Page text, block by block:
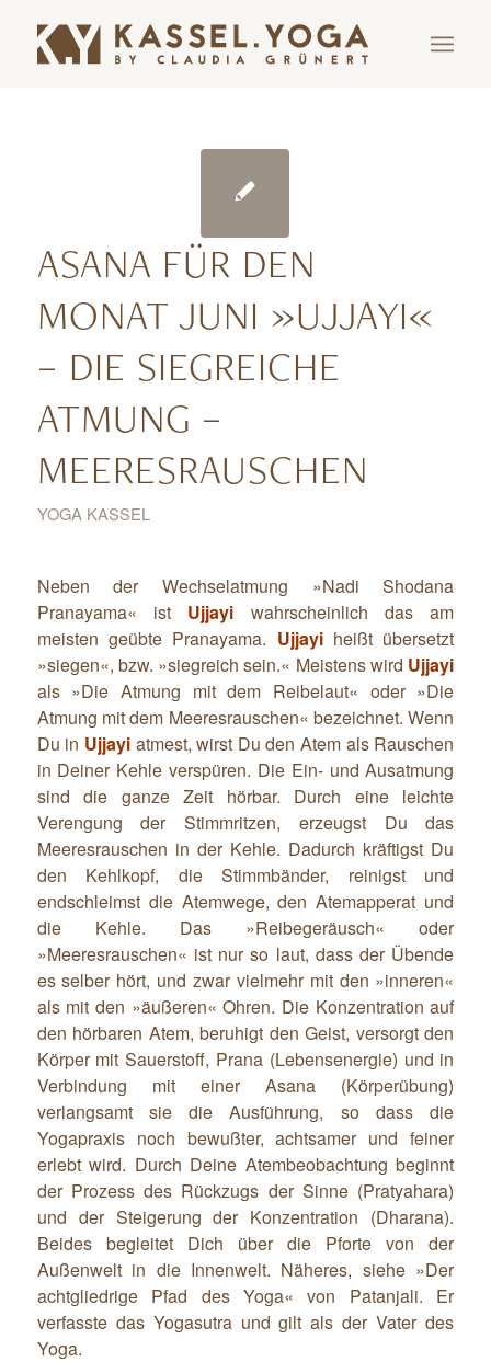
ASANA FÜR DEN
MONAT JUNI »UJJAYI«
– DIE SIEGREICHE
ATMUNG –
MEERESRAUSCHEN
YOGA KASSEL
Neben der Wechselatmung »Nadi Shodana
Pranayama« ist Ujjayi wahrscheinlich das am
meisten geübte Pranayama. Ujjayi heißt übersetzt
»siegen«, bzw. »siegreich sein.« Meistens wird Ujjayi
als »Die Atmung mit dem Reibelaut« oder »Die
Atmung mit dem Meeresrauschen« bezeichnet. Wenn
Du in Ujjayiatmest, wirst Du den Atem als Rauschen
in Deiner Kehle verspüren. Die Ein- und Ausatmung
sind die ganze Zeit hörbar. Durch eine leichte
Verengung der Stimmritzen, erzeugst Du das
Meeresrauschen in der Kehle. Dadurch kräftigst Du
den Kehlkopf, die Stimmbänder, reinigst und
endschleimst die Atemwege, den Atemapperat und
die Kehle. Das »Reibegeräusch« oder
»Meeresrauschen« ist nur so laut, dass der Übende
es selber hört, und zwar vielmehr mit den »inneren«
als mit den »äußeren« Ohren. Die Konzentration auf
den hörbaren Atem, beruhigt den Geist, versorgt den
Körper mit Sauerstoff, Prana (Lebensenergie) und in
Verbindung mit einer Asana (Körperübung)
verlangsamt sie die Ausführung, so dass die
Yogapraxis noch bewußter, achtsamer und feiner
erlebt wird. Durch Deine Atembeobachtung beginnt
der Prozess des Rückzugs der Sinne (Pratyahara)
und der Steigerung der Konzentration (Dharana).
Beides begleitet Dich über die Pforte von der
Außenwelt in die Innenwelt. Näheres, siehe »Der
achtgliedrige Pfad des Yoga« von Patanjali. Er
verfasste das Yogasutra und gilt als der Vater des
Yoga.